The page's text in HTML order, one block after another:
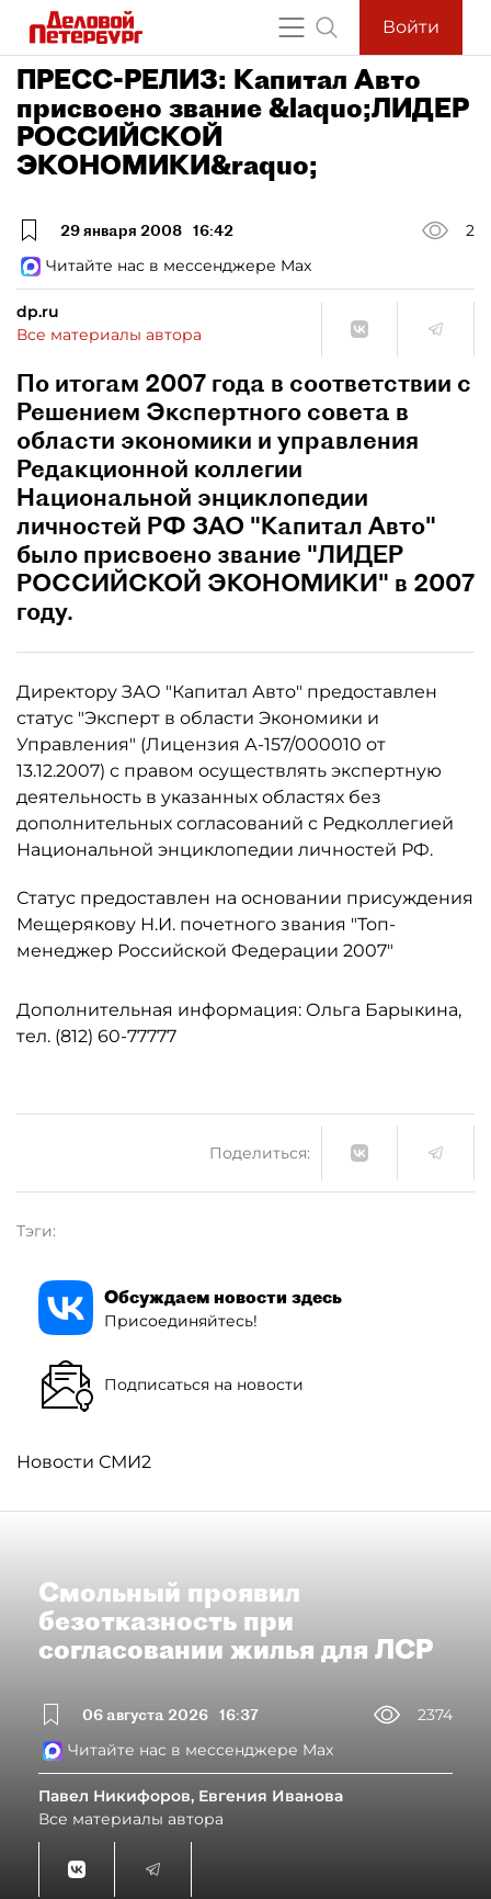
Войти
ПРЕСС-РЕЛИЗ: Капитал Авто
присвоено звание &laquo;ЛИДЕР
РОССИЙСКОЙ
ЭКОНОМИКИ&raquo;
29 января 2008 16:42
2
Читайте нас в мессенджере Max
dp.ru
Все материалы автора
По итогам 2007 года в соответствии с
Решением Экспертного совета в
области экономики и управления
Редакционной коллегии
Национальной энциклопедии
личностей РФ ЗАО "Капитал Авто"
было присвоено звание "ЛИДЕР
РОССИЙСКОЙ ЭКОНОМИКИ" в 2007
году.
Директору ЗАО "Капитал Авто" предоставлен
статус "Эксперт в области Экономики и
Управления" (Лицензия А-157/000010 от
13.12.2007) с правом осуществлять экспертную
деятельность в указанных областях без
дополнительных согласований с Редколлегией
Национальной энциклопедии личностей РФ.
Статус предоставлен на основании присуждения
Мещерякову Н.И. почетного звания "Топ-
менеджер Российской Федерации 2007"
Дополнительная информация: Ольга Барыкина,
тел. (812) 60-77777
Поделиться:
Тэги:
Обсуждаем новости здесь
Присоединяйтесь!
Подписаться на новости
Новости СМИ2
Смольный проявил
безотказность при
согласовании жилья для ЛСР
06 августа 2026 16:37
2374
Читайте нас в мессенджере Max
Павел Никифоров, Евгения Иванова
Все материалы автора